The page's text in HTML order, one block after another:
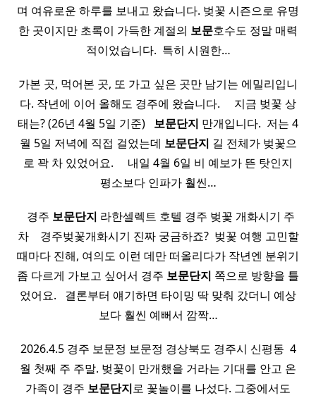
며 여유로운 하루를 보내고 왔습니다. 벚꽃 시즌으로 유명
한 곳이지만 초록이 가득한 계절의 보문호수도 정말 매력
적이었습니다. ​ 특히 시원한…
가본 곳, 먹어본 곳, 또 가고 싶은 곳만 남기는 에밀리입니
다. 작년에 이어 올해도 경주에 왔습니다. ​ ​ ​ ​ 지금 벚꽃 상
태는? (26년 4월 5일 기준) ​ ​ 보문단지 만개입니다. ​ 저는 4
월 5일 저녁에 직접 걸었는데 보문단지 길 전체가 벚꽃으
로 꽉 차 있었어요. ​ ​ ​ ​ 내일 4월 6일 비 예보가 뜬 탓인지
평소보다 인파가 훨씬…
​ ​ 경주 보문단지 라한셀렉트 호텔 경주 벚꽃 개화시기 주
차 ​ ​ ​ 경주벚꽃개화시기 진짜 궁금하죠? ​ 벚꽃 여행 고민할
때마다 진해, 여의도 이런 데만 떠올리다가 작년엔 분위기
좀 다르게 가보고 싶어서 경주 보문단지 쪽으로 방향을 틀
었어요. ​ ​ 결론부터 얘기하면 타이밍 딱 맞춰 갔더니 예상
보다 훨씬 예뻐서 깜짝…
2026.4.5 경주 보문정 보문정 경상북도 경주시 신평동 ​ 4
월 첫째 주 주말. 벚꽃이 만개했을 거라는 기대를 안고 온
가족이 경주 보문단지로 꽃놀이를 나섰다. 그중에서도